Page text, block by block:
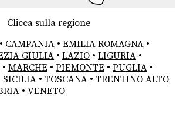
Clicca sulla regione
• CAMPANIA • EMILIA ROMAGNA •
GIULIA • LAZIO • LIGURIA •
• MARCHE • PIEMONTE • PUGLIA •
SICILIA • TOSCANA • TRENTINO ALTO
• VENETO